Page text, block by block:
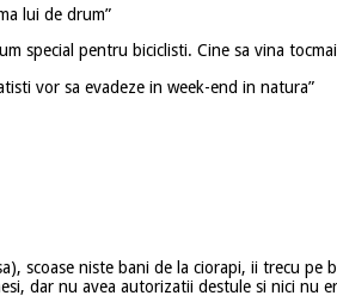
lui de drum”
special pentru biciclisti. Cine sa vina
vor sa evadeze in week-end in natura”
scoase niste bani de la ciorapi, ii trecu
dar nu avea autorizatii destule si nici nu